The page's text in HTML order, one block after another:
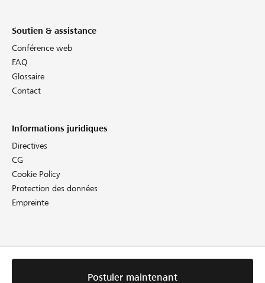
Postuler maintenant
Soutien & assistance
Conférence web
FAQ
Glossaire
Contact
Informations juridiques
Directives
CG
Cookie Policy
Protection des données
Empreinte